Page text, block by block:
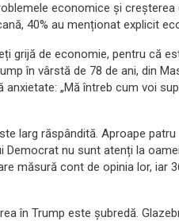
economice și creșterea
40% au menționat explicit
grijă de economie, pentru că
în vârstă de 78 de ani, din
„Mă întreb cum voi
larg răspândită. Aproape
Democrat nu sunt atenți la
măsură cont de opinia lor, iar
în Trump este șubredă.